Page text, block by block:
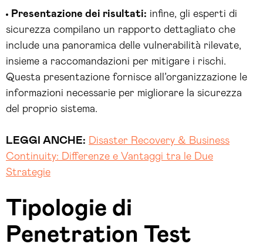
Presentazione dei risultati: infine, gli esperti di
sicurezza compilano un rapporto dettagliato che
include una panoramica delle vulnerabilità rilevate,
insieme a raccomandazioni per mitigare i rischi.
Questa presentazione fornisce all’organizzazione le
informazioni necessarie per migliorare la sicurezza
del proprio sistema.
LEGGI ANCHE: Disaster Recovery & Business
Continuity: Differenze e Vantaggi tra le Due
Strategie
Tipologie di
Penetration Test